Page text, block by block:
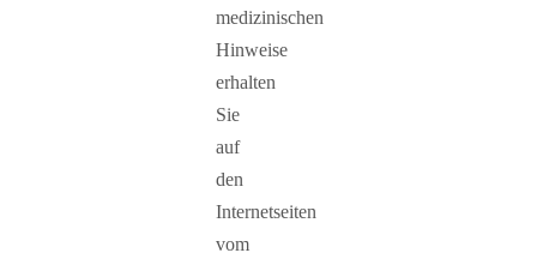
medizinischen
Hinweise
erhalten
Sie
auf
den
Internetseiten
vom